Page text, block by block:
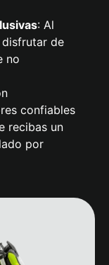
: Al
de
no
confiables
recibas un
por